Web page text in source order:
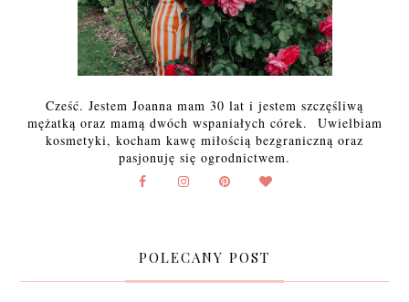
Cześć. Jestem Joanna mam 30 lat i jestem szczęśliwą
mężatką oraz mamą dwóch wspaniałych córek. Uwielbiam
kosmetyki, kocham kawę miłością bezgraniczną oraz
pasjonuję się ogrodnictwem.
POLECANY POST